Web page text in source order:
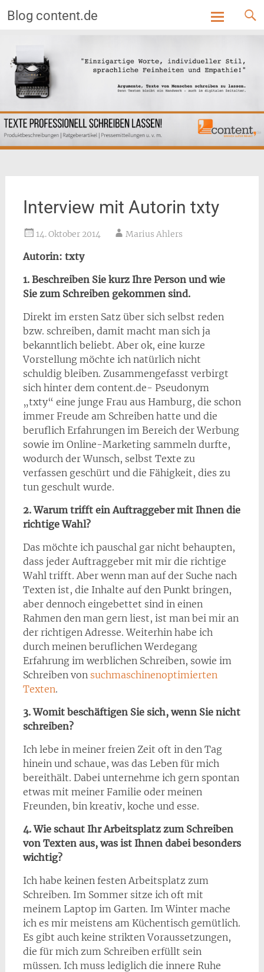
Blog content.de
Skip
content
Interview mit Autorin txty
14. Oktober 2014 Marius Ahlers
Autorin: txty
1. Beschreiben Sie kurz Ihre Person und wie
Sie zum Schreiben gekommen sind.
Direkt im ersten Satz über sich selbst reden
bzw. schreiben, damit macht man sich ja
bekanntlich beliebt. Aber ok, eine kurze
Vorstellung möchte ich natürlich nicht
schuldig bleiben. Zusammengefasst verbirgt
sich hinter dem content.de- Pseudonym
„txty“ eine junge Frau aus Hamburg, die schon
immer Freude am Schreiben hatte und die
beruflich Erfahrungen im Bereich der Werbung
sowie im Online-Marketing sammeln durfte,
wodurch der Wunsch, selbst Texte zu
verfassen geschürt und die Fähigkeit, dies zu
tun geschult wurde.
2. Warum trifft ein Auftraggeber mit Ihnen die
richtige Wahl?
Das möchte ich pauschal gar nicht behaupten,
dass jeder Auftraggeber mit mir die richtige
Wahl trifft. Aber wenn man auf der Suche nach
Texten ist, die Inhalte auf den Punkt bringen,
aber dennoch eingebettet sind in einen
Rahmen den man gern liest, ist man bei mir an
der richtigen Adresse. Weiterhin habe ich
durch meinen beruflichen Werdegang
Erfahrung im werblichen Schreiben, sowie im
Schreiben von suchmaschinenoptimierten
Texten.
3. Womit beschäftigen Sie sich, wenn Sie nicht
schreiben?
Ich lebe in meiner freien Zeit oft in den Tag
hinein und schaue, was das Leben für mich
bereithält. Dabei unternehme ich gern spontan
etwas mit meiner Familie oder meinen
Freunden, bin kreativ, koche und esse.
4. Wie schaut Ihr Arbeitsplatz zum Schreiben
von Texten aus, was ist Ihnen dabei besonders
wichtig?
Ich habe keinen festen Arbeitsplatz zum
Schreiben. Im Sommer sitze ich oft mit
meinem Laptop im Garten. Im Winter mache
ich es mir meistens am Küchentisch gemütlich.
Es gibt auch keine strikten Voraussetzungen,
die für mich zum Schreiben erfüllt sein
müssen. Ich muss lediglich die innere Ruhe